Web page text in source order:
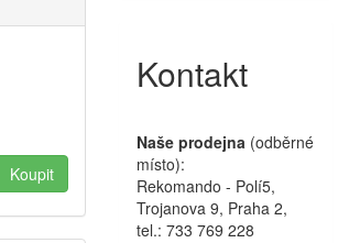
Kontakt
Naše prodejna (odběrné
místo):
Rekomando - Polí5,
Trojanova 9, Praha 2,
tel.: 733 769 228